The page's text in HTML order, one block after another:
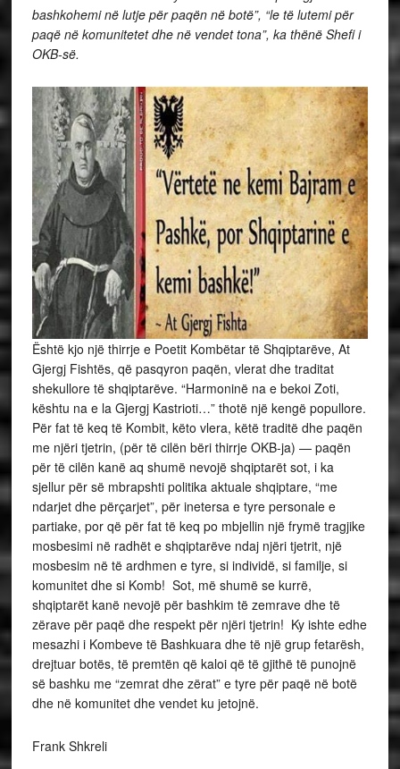
bashkohemi në lutje për paqën në botë”, “le të lutemi për
paqë në komunitetet dhe në vendet tona”, ka thënë Shefi i
OKB-së.
Është kjo një thirrje e Poetit Kombëtar të Shqiptarëve, At
Gjergj Fishtës, që pasqyron paqën, vlerat dhe traditat
shekullore të shqiptarëve. “Harmoninë na e bekoi Zoti,
kështu na e la Gjergj Kastrioti…” thotë një kengë popullore.
Për fat të keq të Kombit, këto vlera, këtë traditë dhe paqën
me njëri tjetrin, (për të cilën bëri thirrje OKB-ja) — paqën
për të cilën kanë aq shumë nevojë shqiptarët sot, i ka
sjellur për së mbrapshti politika aktuale shqiptare, “me
ndarjet dhe përçarjet”, për inetersa e tyre personale e
partiake, por që për fat të keq po mbjellin një frymë tragjike
mosbesimi në radhët e shqiptarëve ndaj njëri tjetrit, një
mosbesim në të ardhmen e tyre, si individë, si familje, si
komunitet dhe si Komb! Sot, më shumë se kurrë,
shqiptarët kanë nevojë për bashkim të zemrave dhe të
zërave për paqë dhe respekt për njëri tjetrin! Ky ishte edhe
mesazhi i Kombeve të Bashkuara dhe të një grup fetarësh,
drejtuar botës, të premtën që kaloi që të gjithë të punojnë
së bashku me “zemrat dhe zërat” e tyre për paqë në botë
dhe në komunitet dhe vendet ku jetojnë.
Frank Shkreli